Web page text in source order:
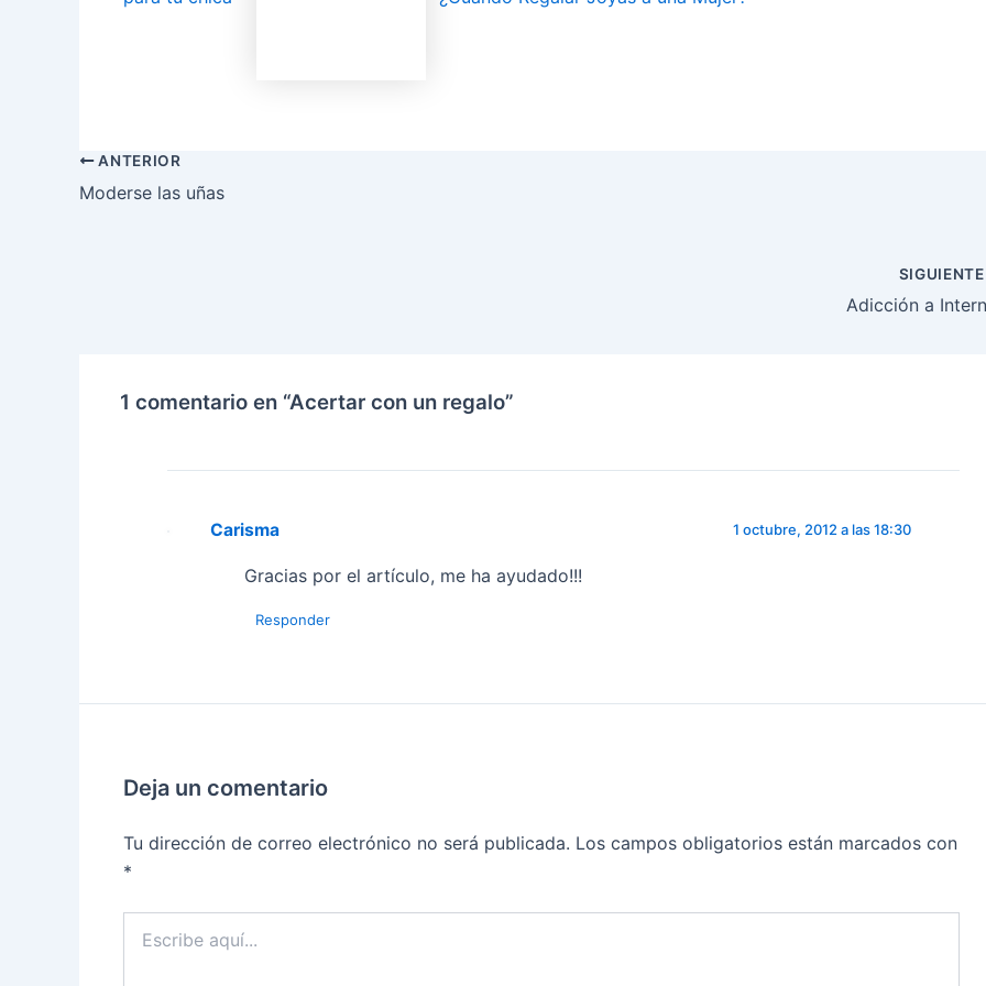
ANTERIOR
Moderse las uñas
SIGUIENTE
Adicción a
1 comentario en “Acertar con un regalo”
Carisma 1 octubre, 2012 a las 18:30
Gracias por el artículo, me ha ayudado!!!
Responder
Deja un comentario
Tu dirección de correo electrónico no será publicada. Los campos obligatorios están marcados con
*
aquí...